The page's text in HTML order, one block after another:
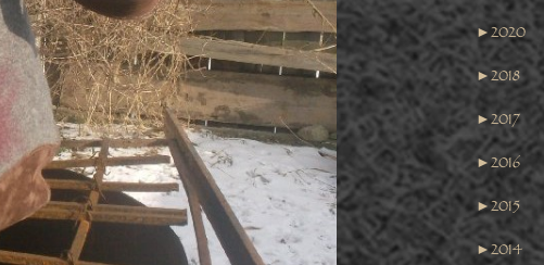
►2020
►2018
►2017
►2016
►2015
►2014